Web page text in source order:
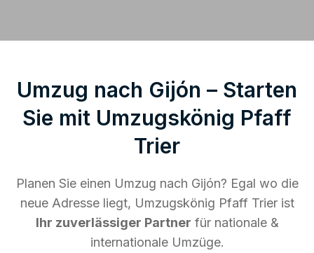
Umzug nach Gijón – Starten
Sie mit Umzugskönig Pfaff
Trier
Planen Sie einen Umzug nach Gijón? Egal wo die
neue Adresse liegt, Umzugskönig Pfaff Trier ist
Ihr zuverlässiger Partner für nationale &
internationale Umzüge.